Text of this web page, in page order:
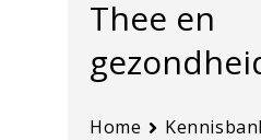
Thee en
Home